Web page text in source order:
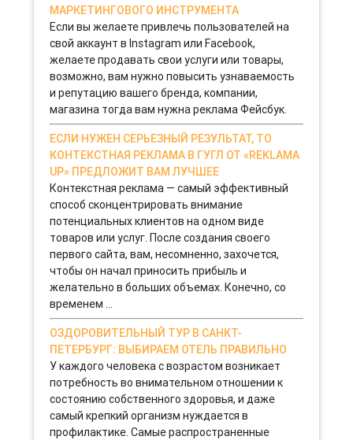
МАРКЕТИНГОВОГО ИНСТРУМЕНТА
Если вы желаете привлечь пользователей на
свой аккаунт в Instagram или Facebook,
желаете продавать свои услуги или товары,
возможно, вам нужно повысить узнаваемость
и репутацию вашего бренда, компании,
магазина тогда вам нужна реклама Фейсбук.
ЕСЛИ НУЖЕН СЕРЬЕЗНЫЙ РЕЗУЛЬТАТ, ТО
КОНТЕКСТНАЯ РЕКЛАМА В ГУГЛ ОТ «REKLAMA
UP» ПРЕДЛОЖИТ ВАМ ЛУЧШЕЕ
Контекстная реклама — самый эффективный
способ сконцентрировать внимание
потенциальных клиентов на одном виде
товаров или услуг. После создания своего
первого сайта, вам, несомненно, захочется,
чтобы он начал приносить прибыль и
желательно в больших объемах. Конечно, со
временем ...
ОЗДОРОВИТЕЛЬНЫЙ ТУР В САНКТ-
ПЕТЕРБУРГ: ВЫБИРАЕМ ОТЕЛЬ ПРАВИЛЬНО
У каждого человека с возрастом возникает
потребность во внимательном отношении к
состоянию собственного здоровья, и даже
самый крепкий организм нуждается в
профилактике. Самые распространенные